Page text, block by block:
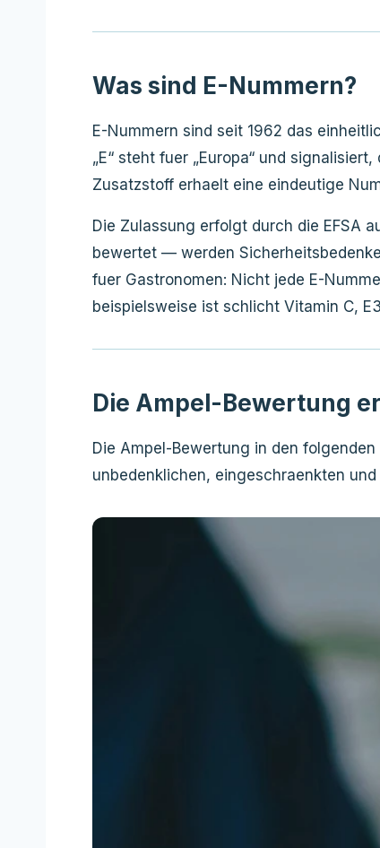
Was sind E-Nummern?
E-Nummern sind seit 1962 das
„E“ steht fuer „Europa“ und
Zusatzstoff erhaelt eine eindeutige
Die Zulassung erfolgt durch die EFSA
bewertet — werden
fuer Gastronomen: Nicht jede E-
beispielsweise ist schlicht Vitamin C,
Die Ampel-Bewertung
Die Ampel-Bewertung in den
unbedenklichen, eingeschraenkten